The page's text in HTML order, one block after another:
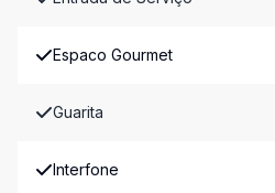
Espaco Gourmet
Guarita
Interfone